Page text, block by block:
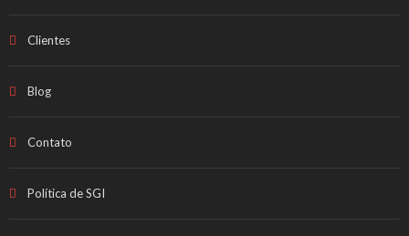
Clientes
Blog
Contato
Política de SGI